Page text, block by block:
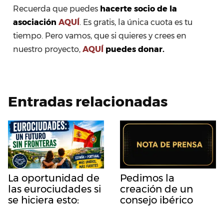
Recuerda que puedes hacerte socio de la
asociación AQUÍ. Es gratis, la única cuota es tu
tiempo. Pero vamos, que si quieres y crees en
nuestro proyecto, AQUÍ puedes donar.
Entradas relacionadas
La oportunidad de
las eurociudades si
se hiciera esto:
Pedimos la
creación de un
consejo ibérico